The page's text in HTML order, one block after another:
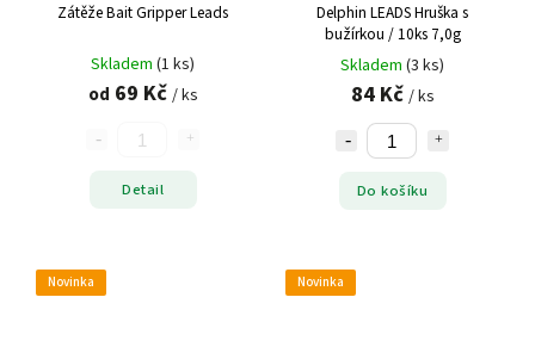
Zátěže Bait Gripper Leads
Skladem (1 ks)
od 69 Kč / ks
Detail
Delphin LEADS Hruška s
bužírkou / 10ks 7,0g
Skladem (3 ks)
84 Kč / ks
Do košíku
Novinka Novinka